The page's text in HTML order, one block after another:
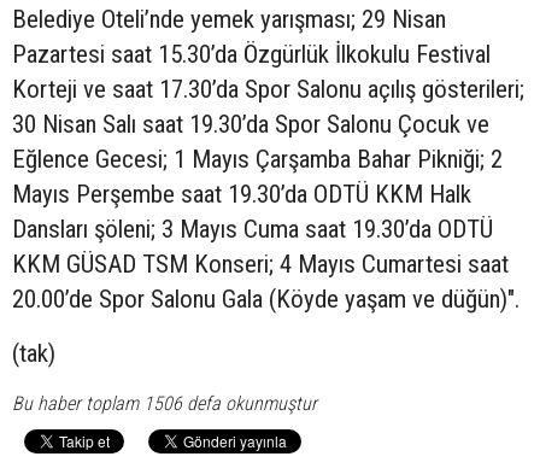
Belediye Oteli’nde yemek yarışması; 29 Nisan
Pazartesi saat 15.30’da Özgürlük İlkokulu Festival
Korteji ve saat 17.30’da Spor Salonu açılış gösterileri;
30 Nisan Salı saat 19.30’da Spor Salonu Çocuk ve
Eğlence Gecesi; 1 Mayıs Çarşamba Bahar Pikniği; 2
Mayıs Perşembe saat 19.30’da ODTÜ KKM Halk
Dansları şöleni; 3 Mayıs Cuma saat 19.30’da ODTÜ
KKM GÜSAD TSM Konseri; 4 Mayıs Cumartesi saat
20.00’de Spor Salonu Gala (Köyde yaşam ve düğün)".
(tak)
Bu haber toplam 1506 defa okunmuştur